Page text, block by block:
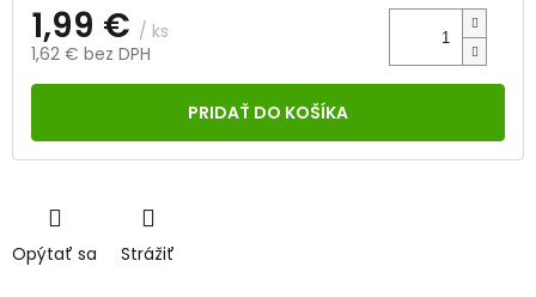
1,99 € / ks
1,62 € bez DPH
Jednotková
PRIDAŤ DO KOŠÍKA
Opýtať sa Strážiť